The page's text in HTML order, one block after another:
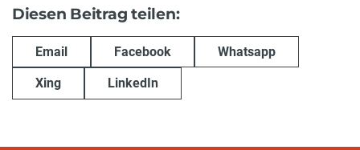
Diesen Beitrag teilen:
Email Facebook Whatsapp
Xing LinkedIn